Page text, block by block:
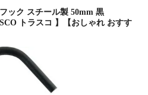
ック スチール製 50mm 黒
トラスコ 】【おしゃれ おすす